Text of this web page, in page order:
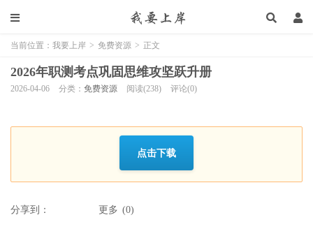
当前位置： 我要上岸 > 免费资源 > 正文
2026年职测考点巩固思维攻坚跃升册
2026-04-06 分类： 免费资源 阅读(238) 评论(0)
点击下载
分享到： 更多 (0)